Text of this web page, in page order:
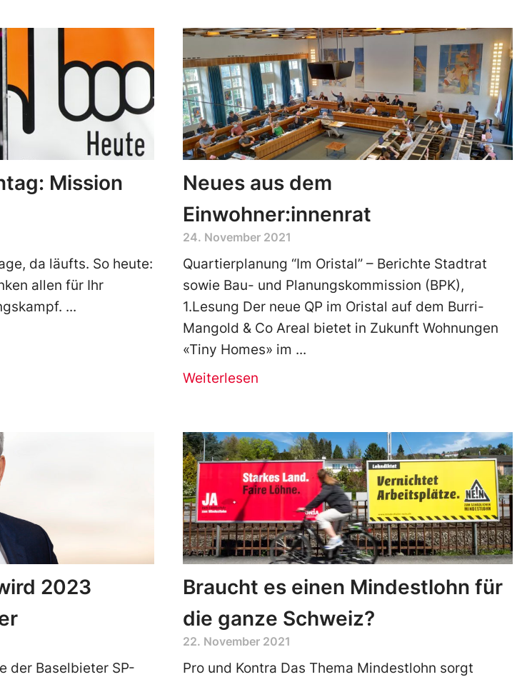
Mission
da läufts. So heute:
allen für Ihr
Neues aus dem
Einwohner:innenrat
24. November 2021
Quartierplanung “Im Oristal” – Berichte Stadtrat
sowie Bau- und Planungskommission (BPK),
1.Lesung Der neue QP im Oristal auf dem Burri-
Mangold & Co Areal bietet in Zukunft Wohnungen
«Tiny Homes» im
Weiterlesen
2023
der Baselbieter SP-
Braucht es einen Mindestlohn für
die ganze Schweiz?
22. November 2021
Pro und Kontra Das Thema Mindestlohn sorgt